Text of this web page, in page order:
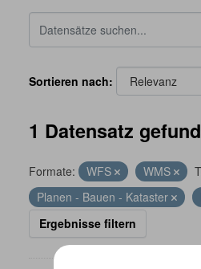
Sortieren nach
1 Datensatz
Formate: WFS WMS
Planen - Bauen - Kataster
Ergebnisse filtern